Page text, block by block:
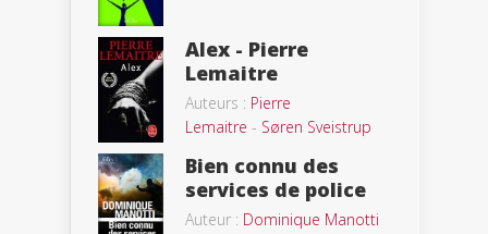
Alex - Pierre
Lemaitre
Auteurs : Pierre
Lemaitre - Søren Sveistrup
Bien connu des
services de police
Auteur : Dominique Manotti